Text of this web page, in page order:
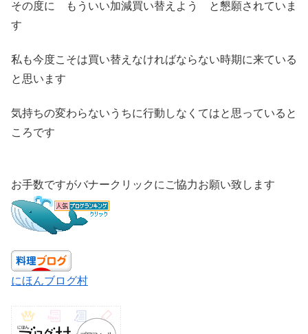
その度に もういい加減買い替えよう と懇願されていま
す
私も今度こそは買い替えなければならない時期に来ている
と思います
気持ちの変わらないうちに行動しなくてはと思っていると
ころです
お手数ですがバナークリックにご協力お願い致します
にほんブログ村